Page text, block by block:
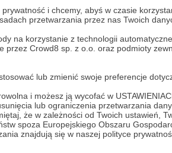
i chcemy, abyś w czasie
przetwarzania przez nas Twoich
na korzystanie z technologii
przez Crowd8 sp. z o.o. oraz podmioty
lub zmienić swoje preferencje
i możesz ją wycofać w
lub ograniczenia przetwarzania
że w zależności od Twoich ustawień,
spoza Europejskiego Obszaru
znajdują się w naszej polityce
Wesprzyj